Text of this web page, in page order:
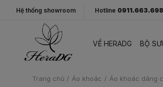
Hệ thống showroom Hotline 0911.663.698
VỀ HERADG BỘ
Trang chủ / Áo khoác / Áo khoác dáng